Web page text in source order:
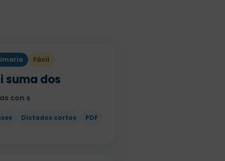
Fácil
suma dos
con s
Dictados cortos PDF